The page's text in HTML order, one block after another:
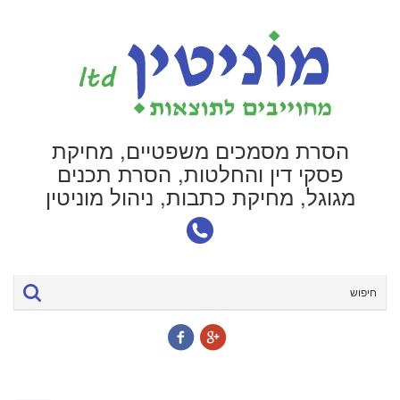
הסרת מסמכים משפטיים, מחיקת
פסקי דין והחלטות, הסרת תכנים
מגוגל, מחיקת כתבות, ניהול מוניטין